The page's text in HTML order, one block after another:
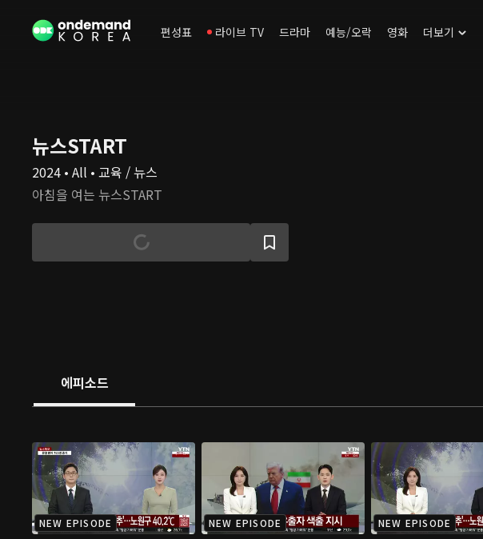
편성표 라이브 TV 드라마 예능/오락 영화 더보기
뉴스START
2024 • All • 교육 / 뉴스
아침을 여는 뉴스START
에피소드
NEW EPISODE NEW EPISODE NEW EPISODE